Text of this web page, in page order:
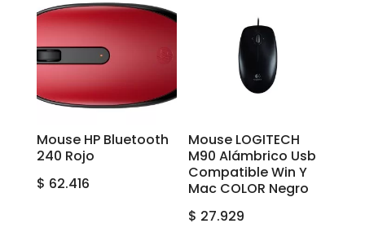
Mouse HP Bluetooth
240 Rojo
$ 62.416
Mouse LOGITECH
M90 Alámbrico Usb
Compatible Win Y
Mac COLOR Negro
$ 27.929